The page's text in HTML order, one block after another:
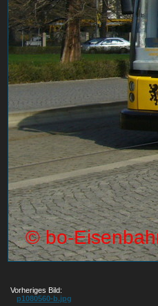
Vorheriges Bild:
p1080560-b.jpg